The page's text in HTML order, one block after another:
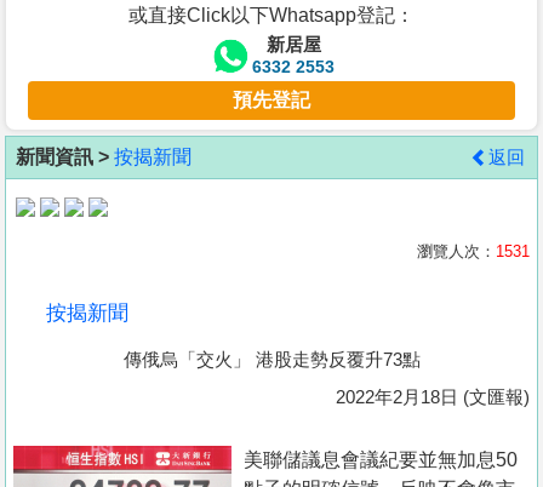
客
地
產
或直接Click以下Whatsapp登記：
新居屋
6332 2553
預先登記
新聞資訊 > 按揭新聞 返回
瀏覽人次： 1531
按揭新聞
傳俄烏「交火」 港股走勢反覆升73點
2022年2月18日 (文匯報)
美聯儲議息會議紀要並無加息50